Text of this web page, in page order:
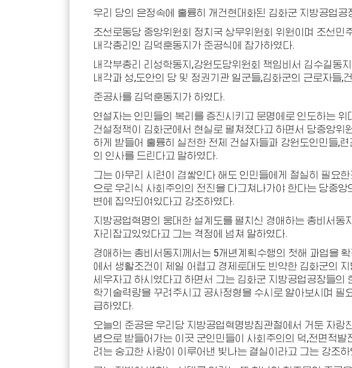
우리 당의 은정속에 훌륭히 개건현대화된 김화군 지방공업
조선로동당 중앙위원회 정치국 상무위원회 위원이며 조선민
내각총리인 김덕훈동지 가 준공식에 참가하였다.
내각부총리 리성학동지 ,강원도당위원회 책임비서 김수길동지
내각과 성,도안의 당 및 정권기관 일군들,김화군의 근로자들,
준공사를 김덕훈동지 가 하였다.
연설자는 인민들의 복리를 증진시키고 문명에로 인도하는
건설정책이 김화군에서 현실로 펼쳐졌다고 하면서 당중앙위
하게 받들어 훌륭히 실천한 전체 건설자들과 강원도인민들,
의 인사를 드린다고 말하였다.
그는 아무리 시련이 겹쌓인다 해도 인민들에게 절실히 필요
으로 우리식 사회주의의 전진을 다그쳐나가야 한다는 당중
변에 집약되여있다고 강조하였다.
지방공업혁명의 웅대한 설계도를 펼치신 경애하는 총비서동지
자리잡고있었다고 그는 격정에 넘쳐 말하였다.
경애하는 총비서동지 께서는 5개년계획수행의 첫해 과업을
에서 생활조건이 제일 어렵고 경제토대도 빈약한 김화군의
세우자고 하시였다고 하면서 그는 김화군 지방공업공장들의
학기술력량을 꾸려주시고 공사정형을 수시로 알아보시며 필
급하였다.
오늘의 준공은 우리당 지방공업혁명방침관철에서 거둔 자랑
념으로 받들어가는 이곳 군인민들이 사회주의의 덕,전면적
려는 숭고한 사랑이 이루어낸 빛나는 결실이라고 그는 강조하